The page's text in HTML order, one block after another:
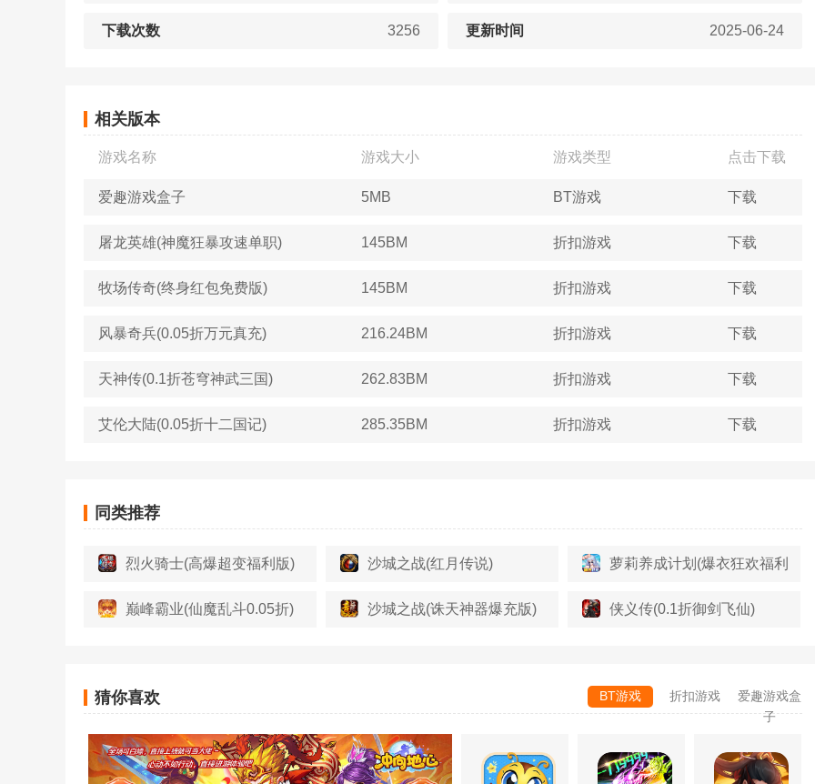
下载次数 3256 更新时间 2025-06-24
相关版本
游戏名称 游戏大小 游戏类型 点击下载
爱趣游戏盒子 5MB BT游戏 下载
屠龙英雄(神魔狂暴攻速单职) 145BM 折扣游戏 下载
牧场传奇(终身红包免费版) 145BM 折扣游戏 下载
风暴奇兵(0.05折万元真充) 216.24BM 折扣游戏 下载
天神传(0.1折苍穹神武三国) 262.83BM 折扣游戏 下载
艾伦大陆(0.05折十二国记) 285.35BM 折扣游戏 下载
同类推荐
烈火骑士(高爆超变福利版) 沙城之战(红月传说) 萝莉养成计划(爆衣狂欢福利版)
巅峰霸业(仙魔乱斗0.05折) 沙城之战(诛天神器爆充版) 侠义传(0.1折御剑飞仙)
猜你喜欢 BT游戏 折扣游戏
爱趣游戏盒
子